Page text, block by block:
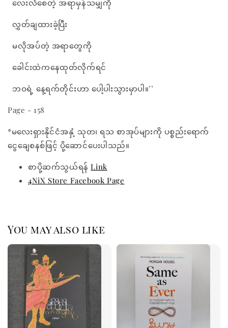
လေးလံစေတဲ့ အရာမှန်သမျှကို
လွှတ်ချထားခဲ့ပြီး
မလိုအပ်တဲ့ အရာတွေကို
ခေါင်းထဲကနေထုတ်လိုက်ရင်
ဘဝရဲ့ နေ့ရက်တိုင်းဟာ ပေါ့ပါးသွားမှာပါ။’’
Page - 158
*မလေးရှားနိုင်ငံအနှံ့ သုတ၊ ရသ စာအုပ်များကို ပစ္စည်းရောက်
ငွေချေစနစ်ဖြင့် ပို့ဆောင်ပေးပါသည်။
စာပို့ဆက်သွယ်ရန်Link
4NiX Store Facebook Page
You may also like